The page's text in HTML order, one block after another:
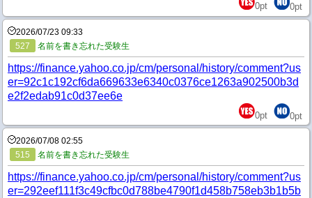
0pt 0pt
2026/07/23 09:33
527
名前を書き忘れた受験生
https://finance.yahoo.co.jp/cm/personal/history/comment?us
er=92c1c192cf6da669633e6340c0376ce1263a902500b3d
e2f2edab91c0d37ee6e
0pt 0pt
2026/07/08 02:55
515
名前を書き忘れた受験生
https://finance.yahoo.co.jp/cm/personal/history/comment?us
er=292eef111f3c49cfbc0d788be4790f1d458b758eb3b1b5b